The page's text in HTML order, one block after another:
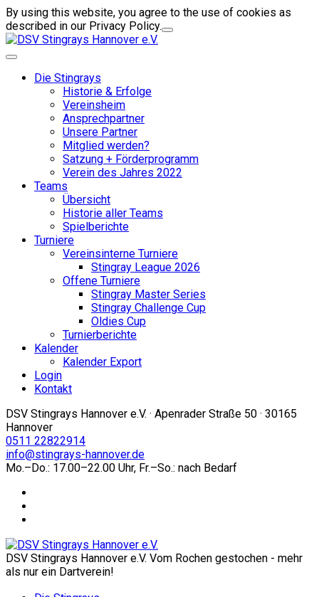
By using this website, you agree to the use of cookies as
described in our Privacy Policy.
Die Stingrays
Historie & Erfolge
Vereinsheim
Ansprechpartner
Unsere Partner
Mitglied werden?
Satzung + Förderprogramm
Verein des Jahres 2022
Teams
Übersicht
Historie aller Teams
Spielberichte
Turniere
Vereinsinterne Turniere
Stingray League 2026
Offene Turniere
Stingray Master Series
Stingray Challenge Cup
Oldies Cup
Turnierberichte
Kalender
Kalender Export
Login
Kontakt
DSV Stingrays Hannover e.V. · Apenrader Straße 50 · 30165
Hannover
0511 22822914
info@stingrays-hannover.de
Mo.–Do.: 17.00–22.00 Uhr, Fr.–So.: nach Bedarf
DSV Stingrays Hannover e.V. Vom Rochen gestochen - mehr
als nur ein Dartverein!